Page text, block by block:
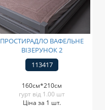
ПРОСТИРАДЛО ВАФЕЛЬНЕ
ВІЗЕРУНОК 2
113417
160см*210см
гурт від 1.00 шт
Ціна за 1 шт.